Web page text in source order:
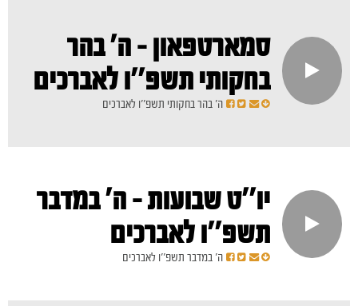
סמארטפאון - ה' בהר
בחקותי תשפ''ו לאברכים
ה' בהר בחקותי תשפ''ו לאברכים
יו''ט שבועות - ה' במדבר
תשפ''ו לאברכים
ה' במדבר תשפ''ו לאברכים